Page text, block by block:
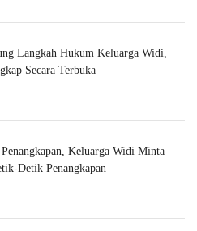
Langkah Hukum Keluarga Widi,
Secara Terbuka
Keluarga Widi Minta
Detik Penangkapan